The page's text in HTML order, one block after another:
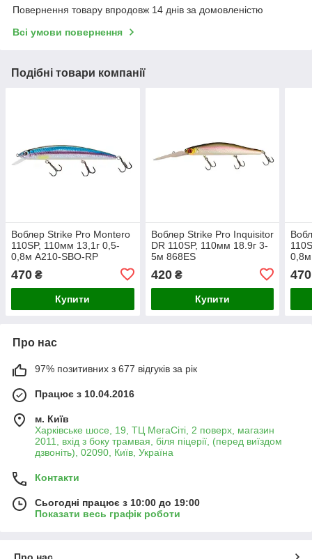
Повернення товару впродовж 14 днів за домовленістю
Всі умови повернення
Подібні товари компанії
Воблер Strike Pro Montero
110SP, 110мм 13,1г 0,5-
0,8м A210-SBO-RP
470 ₴
Купити
Воблер Strike Pro Inquisitor
DR 110SP, 110мм 18.9г 3-
5м 868ES
420₴
Купити
470
Про нас
97% позитивних з 677 відгуків за рік
Працює з 10.04.2016
м. Київ
Харківське шосе, 19, ТЦ МегаСіті, 2 поверх, магазин
2011, вхід з боку трамвая, біля піцерії, (перед виїздом
дзвоніть), 02090, Київ, Україна
Контакти
Сьогодні працює з 10:00 до 19:00
Показати весь графік роботи